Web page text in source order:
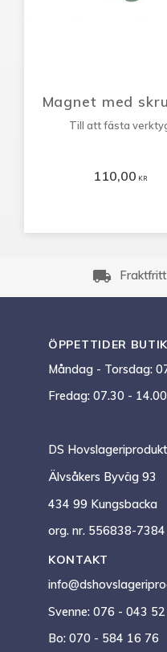
Magnet med
Till att fästa
110,00 KR
local_shipping
ÖPPETTIDER
Måndag - Torsdag:
Fredag: 07.30 - 14.00
DS
Älvsåkers Byväg 93
434 99 Kungsbacka
org. nr. 556838-7384
KONTAKT
Svenne: 076 - 043
Bo: 070 - 584 16 76